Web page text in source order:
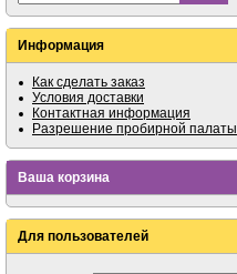
Информация
Как сделать заказ
Условия доставки
Контактная информация
Разрешение пробирной палаты
Ваша корзина
Для пользователей